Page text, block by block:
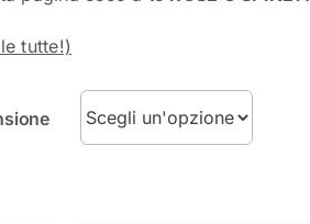
tutte!)